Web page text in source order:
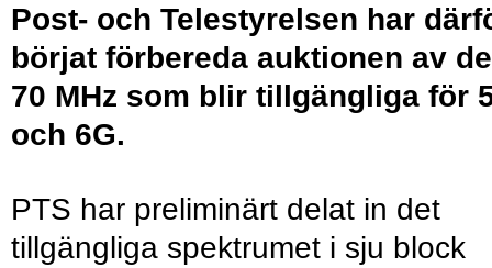
Post- och Telestyrelsen har
börjat förbereda auktionen av de
70 MHz som blir tillgängliga för
och 6G.
PTS har preliminärt delat in det
tillgängliga spektrumet i sju block